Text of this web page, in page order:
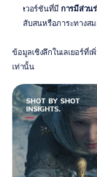
เวอร์ชันที่มี การมีส่วน
สับสนหรือภาระทางส
ข้อมูลเชิงลึกในเลเยอร์ที่
เท่านั้น